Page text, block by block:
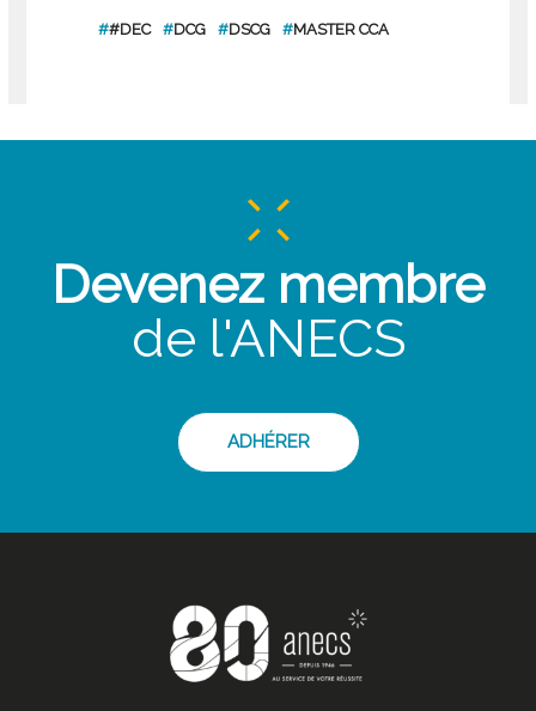
##DEC #DCG #DSCG #MASTER CCA
Devenez membre
de l'ANECS
ADHÉRER